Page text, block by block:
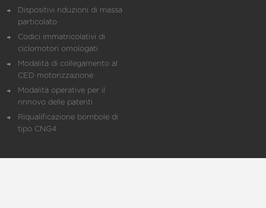
Dispositivi riduzioni di massa
particolato
Codici immatricolativi di
ciclomotori omologati
Modalità di collegamento al
CED motorizzazione
Modalità operative per il
rinnovo delle patenti
Riqualificazione bombole di
tipo CNG4